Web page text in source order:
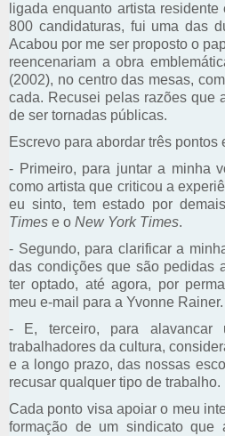
ligada enquanto artista
800 candidaturas, fui uma das
Acabou por me ser proposto o
reencenariam a obra
(2002), no centro das mesas,
cada. Recusei pelas razões que
de ser tornadas públicas.
Escrevo para abordar três pontos
- Primeiro, para juntar a minha
como artista que criticou a
eu sinto, tem estado por
Times e o New York Times.
- Segundo, para clarificar a
das condições que são pedidas
ter optado, até agora, por
meu e-mail para a Yvonne Rainer.
- E, terceiro, para alavancar
trabalhadores da cultura,
e a longo prazo, das nossas
recusar qualquer tipo de trabalho.
Cada ponto visa apoiar o meu
formação de um sindicato que